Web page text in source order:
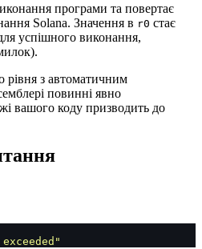
програми та повертає
Solana. Значення в r0 стає
успішного виконання,
рівня з автоматичним
повинні явно
вашого коду призводить до